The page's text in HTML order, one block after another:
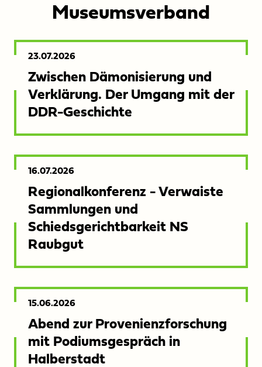
Museumsverband
Zwis­chen Dämon­isierung und
Verk­lärung. Der Umgang mit der
DDR-Geschichte
Veröffentlicht
am:
23.07.2026
Regionalkonferenz - Verwaiste
Sammlungen und
Schiedsgerichtbarkeit NS
Raubgut
Veröffentlicht
am:
16.07.2026
Abend zur Provenienzforschung
mit Podiumsgespräch in
Halberstadt
Veröffentlicht
am:
15.06.2026